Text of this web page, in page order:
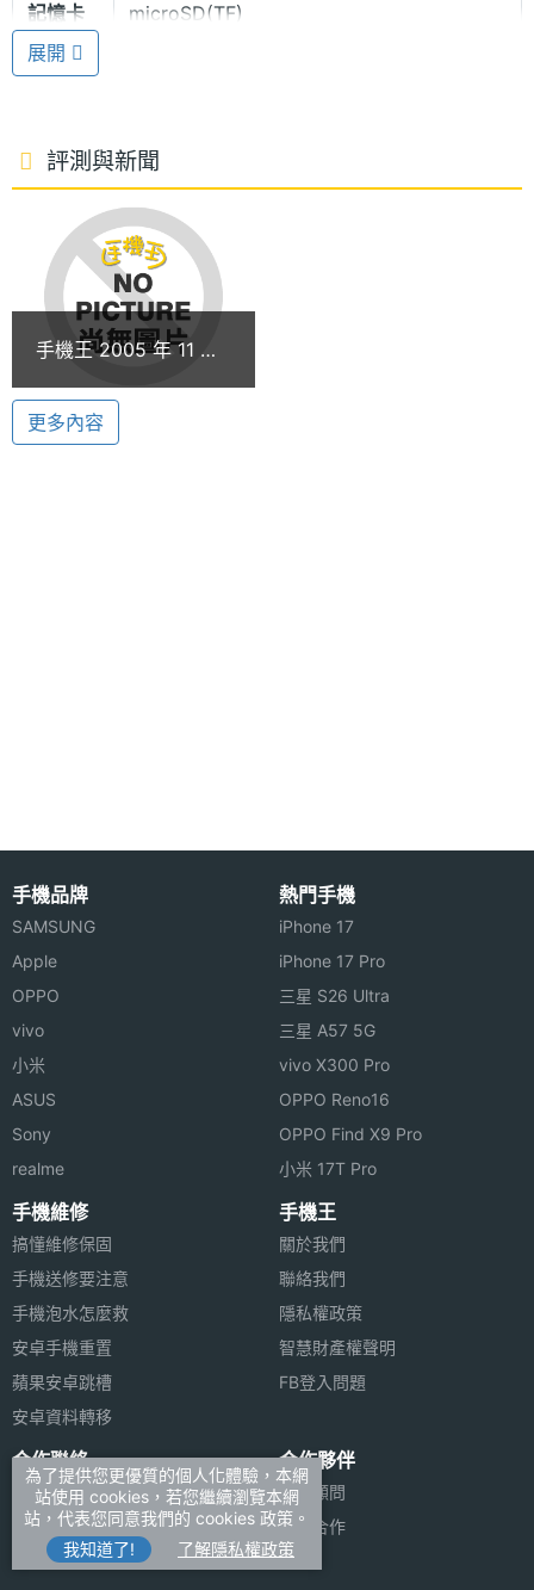
要插上 USB 傳輸線，手機就可以從電腦擷取檔案，即
插即用，再多的音樂影片都可隨身帶，讓手機就像個
影音的享受
除了超強的相機及記憶卡外，DNET DG212 滑翔機還
支援 MP3 播放。使用者可以將 MP3 音樂設定為來電
鈴聲，再搭配上 64 和弦鈴聲，真是最高享受。同
時，DNET DG212 滑翔機也支援 MPEG4 的撥放，還
可以設定為動態的螢幕保護程式，以及來電動畫，讓
DENT DG212 滑翔機成為名副其實隨身劇院手機，充
分享受多媒體手機所帶來的樂趣。
※本文為 SOGI 手機王版權所有，未經授權不得轉載使用※
記憶卡 microSD(TF)
電池容
多媒體資訊
音樂播
放器
MP3
鈴聲種
展開
評測與新聞
手機王 2005 年 11 月
更多內容
手機品牌
SAMSUNG
Apple
OPPO
vivo
小米
ASUS
Sony
realme
熱門手機
iPhone 17
iPhone 17 Pro
三星 S26 Ultra
三星 A57 5G
vivo X300 Pro
OPPO Reno16
OPPO Find X9 Pro
小米 17T Pro
手機維修
搞懂維修保固
手機送修要注意
手機泡水怎麼救
安卓手機重置
蘋果安卓跳槽
安卓資料轉移
手機王
關於我們
聯絡我們
隱私權政策
智慧財產權聲明
FB登入問題
合作聯絡
廣告刊登
加入商店報價
新聞聯絡
合作夥伴
法律顧問
媒體合作
為了提供您更優質的個人化體驗，本網
站使用 cookies，若您繼續瀏覽本網
站，代表您同意我們的 cookies 政策。
我知道了!
了解隱私權政策